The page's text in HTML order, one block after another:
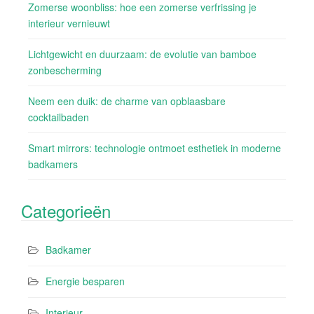
Zomerse woonbliss: hoe een zomerse verfrissing je
interieur vernieuwt
Lichtgewicht en duurzaam: de evolutie van bamboe
zonbescherming
Neem een duik: de charme van opblaasbare
cocktailbaden
Smart mirrors: technologie ontmoet esthetiek in moderne
badkamers
Categorieën
Badkamer
Energie besparen